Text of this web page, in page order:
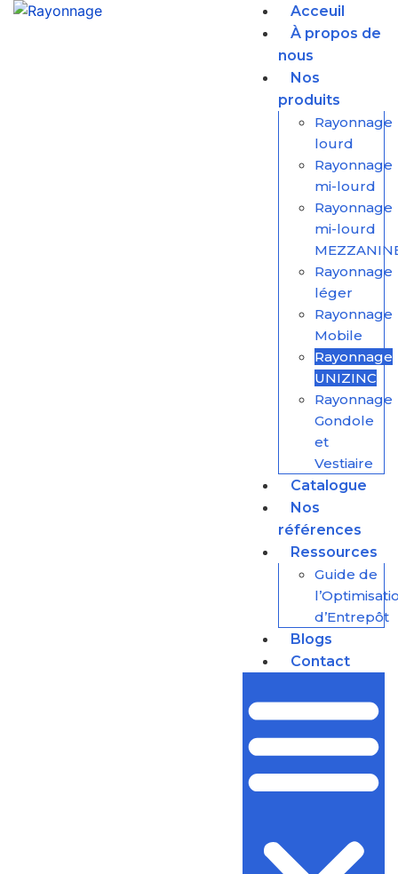
Acceuil
À propos de
nous
Nos
produits
Rayonnage
lourd
Rayonnage
mi-lourd
Rayonnage
mi-lourd
Rayonnage
léger
Rayonnage
Mobile
Rayonnage
UNIZINC
Rayonnage
Gondole
et
Vestiaire
Catalogue
Nos
références
Ressources
Guide de
d’Entrepôt
Blogs
Contact